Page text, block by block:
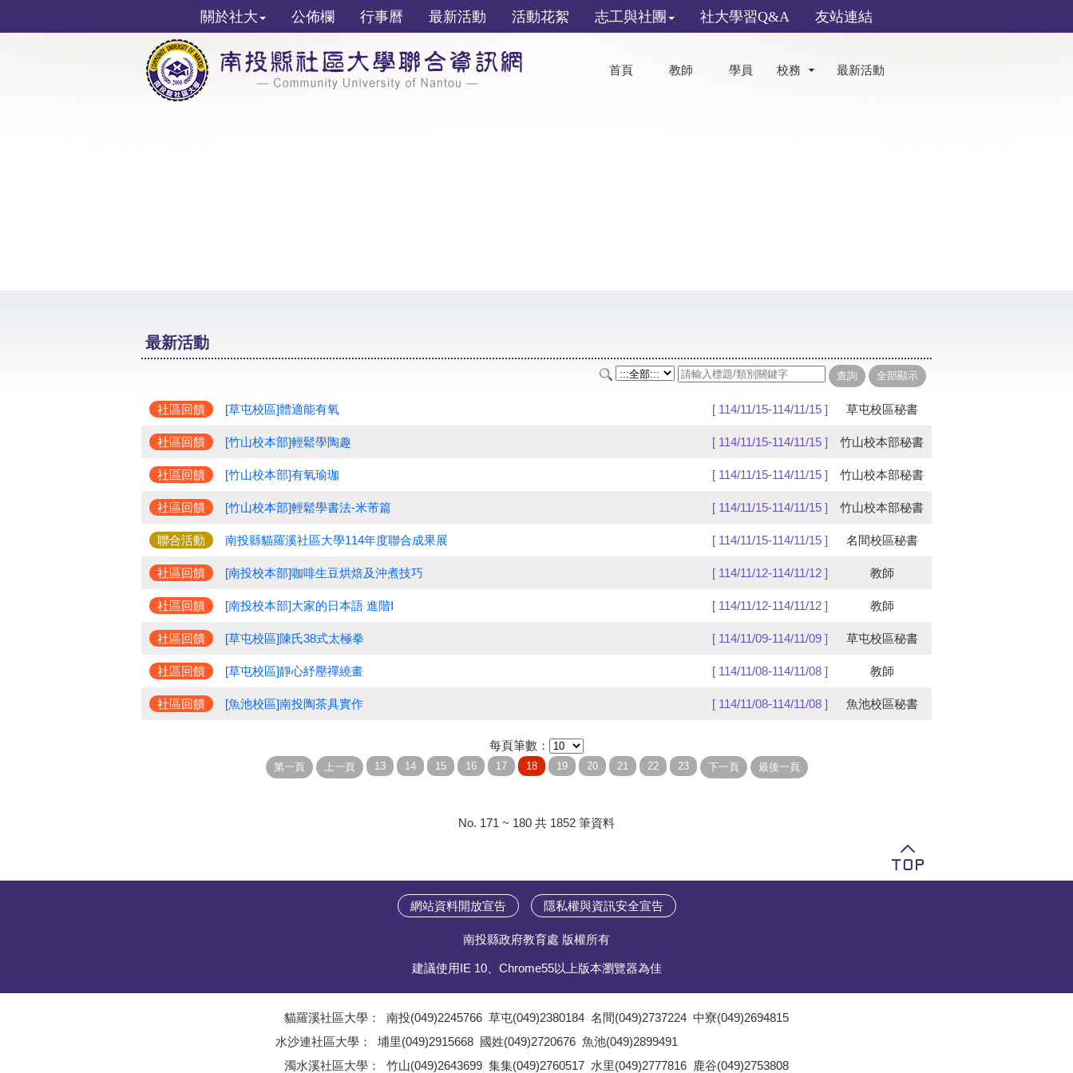
關於社大 公佈欄 行事曆 最新活動 活動花絮 志工與社團 社大學習Q&A 友站連結
首頁 教師 學員 校務 最新活動
最新活動
社區回饋 [草屯校區]體適能有氧 [ 114/11/15-114/11/15 ] 草屯校區秘書
社區回饋 [竹山校本部]輕鬆學陶趣 [ 114/11/15-114/11/15 ] 竹山校本部秘書
社區回饋 [竹山校本部]有氧瑜珈 [ 114/11/15-114/11/15 ] 竹山校本部秘書
社區回饋 [竹山校本部]輕鬆學書法-米芾篇 [ 114/11/15-114/11/15 ] 竹山校本部秘書
聯合活動 南投縣貓羅溪社區大學114年度聯合成果展 [ 114/11/15-114/11/15 ] 名間校區秘書
社區回饋 [南投校本部]咖啡生豆烘焙及沖煮技巧 [ 114/11/12-114/11/12 ] 教師
社區回饋 [南投校本部]大家的日本語 進階Ⅰ [ 114/11/12-114/11/12 ] 教師
社區回饋 [草屯校區]陳氏38式太極拳 [ 114/11/09-114/11/09 ] 草屯校區秘書
社區回饋 [草屯校區]靜心紓壓禪繞畫 [ 114/11/08-114/11/08 ] 教師
社區回饋 [魚池校區]南投陶茶具實作 [ 114/11/08-114/11/08 ] 魚池校區秘書
每頁筆數：
No. 171 ~ 180 共 1852 筆資料
網站資料開放宣告 隱私權與資訊安全宣告
南投縣政府教育處 版權所有
建議使用IE 10、Chrome55以上版本瀏覽器為佳
貓羅溪社區大學： 南投(049)2245766 草屯(049)2380184 名間(049)2737224 中寮(049)2694815
水沙連社區大學： 埔里(049)2915668 國姓(049)2720676 魚池(049)2899491
濁水溪社區大學： 竹山(049)2643699 集集(049)2760517 水里(049)2777816 鹿谷(049)2753808